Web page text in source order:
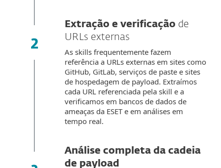
Extração e verificação de
URLs externas
As skills frequentemente fazem
referência a URLs externas em sites como
GitHub, GitLab, serviços de paste e sites
de hospedagem de payload. Extraímos
cada URL referenciada pela skill e a
verificamos em bancos de dados de
ameaças da ESET e em análises em
tempo real.
Análise completa da cadeia
de payload